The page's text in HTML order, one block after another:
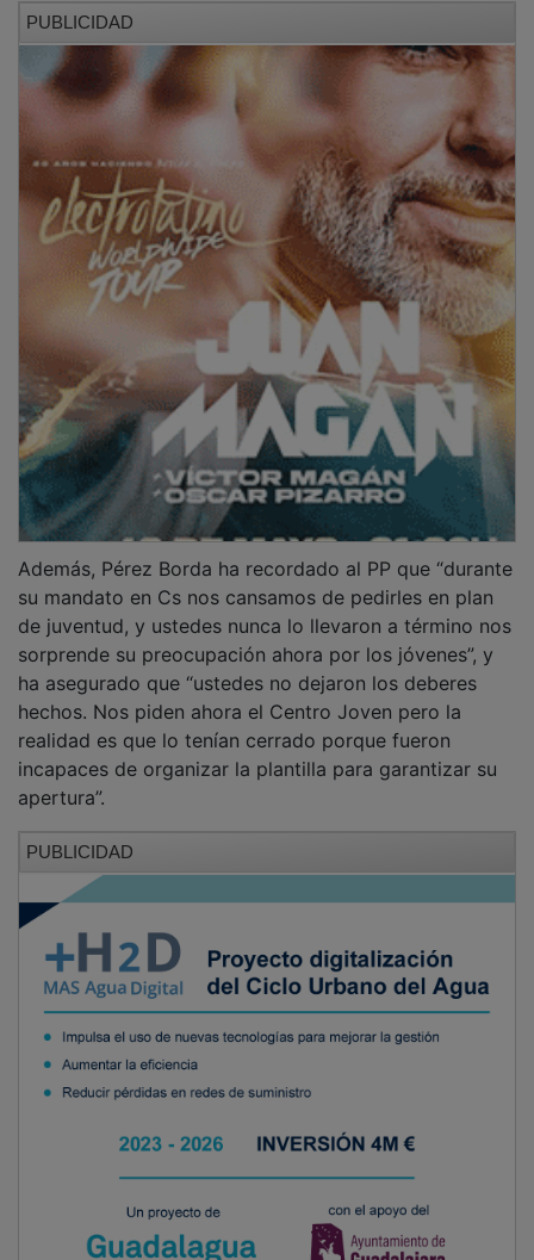
su mandato en Cs nos cansamos de pedirles en plan
de juventud, y ustedes nunca lo llevaron a término nos
sorprende su preocupación ahora por los jóvenes”, y
ha asegurado que “ustedes no dejaron los deberes
hechos. Nos piden ahora el Centro Joven pero la
realidad es que lo tenían cerrado porque fueron
incapaces de organizar la plantilla para garantizar su
apertura”.